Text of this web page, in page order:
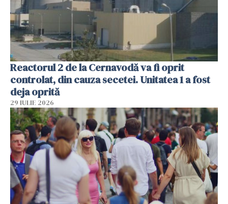
Reactorul 2 de la Cernavodă va fi oprit
controlat, din cauza secetei. Unitatea 1 a fost
deja oprită
29 IULIE 2026